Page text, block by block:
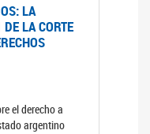
LA
LA CORTE
el derecho a
argentino